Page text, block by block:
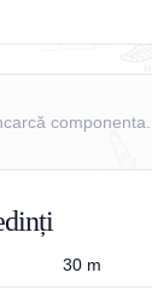
componenta...
30 m